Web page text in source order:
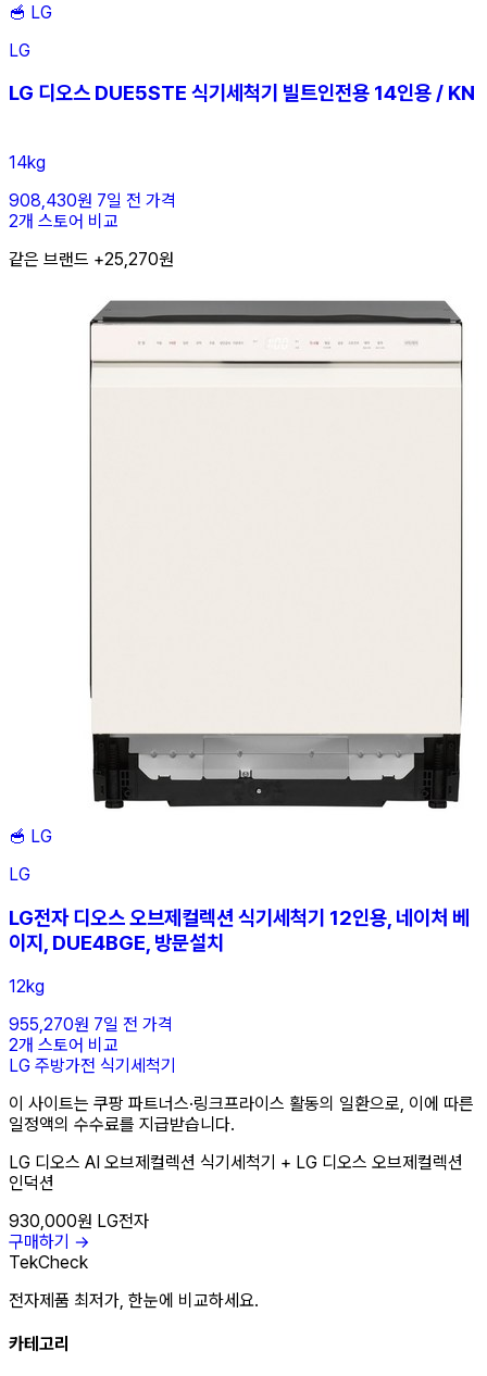
🥣 LG
LG
LG 디오스 DUE5STE 식기세척기 빌트인전용 14인용 / KN
14kg
908,430원 7일 전 가격
2개 스토어 비교
같은 브랜드 +25,270원
🥣 LG
LG
LG전자 디오스 오브제컬렉션 식기세척기 12인용, 네이처 베
이지, DUE4BGE, 방문설치
12kg
955,270원 7일 전 가격
2개 스토어 비교
LG 주방가전 식기세척기
이 사이트는 쿠팡 파트너스·링크프라이스 활동의 일환으로, 이에 따른
일정액의 수수료를 지급받습니다.
LG 디오스 AI 오브제컬렉션 식기세척기 + LG 디오스 오브제컬렉션
인덕션
930,000원 LG전자
구매하기 →
TekCheck
전자제품 최저가, 한눈에 비교하세요.
카테고리